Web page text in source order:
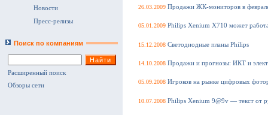
Новости
Пресс-релизы
Поиск по компаниям
Расширенный поиск
Обзоры сети
26.03.2009 Продажи ЖК-мониторов в
05.01.2009 Philips Xenium X710 может
15.12.2008 Светодиодные планы Philips
14.10.2008 Продажи и прогнозы: ИКТ и
05.09.2008 Игроков на рынке цифровых
10.07.2008 Philips Xenium 9@9v — текст от